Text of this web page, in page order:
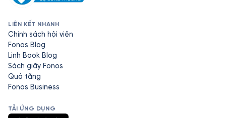
LIÊN KẾT NHANH
Chính sách hội viên
Fonos Blog
Linh Book Blog
Sách giấy Fonos
Quà tặng
Fonos Business
TẢI ỨNG DỤNG